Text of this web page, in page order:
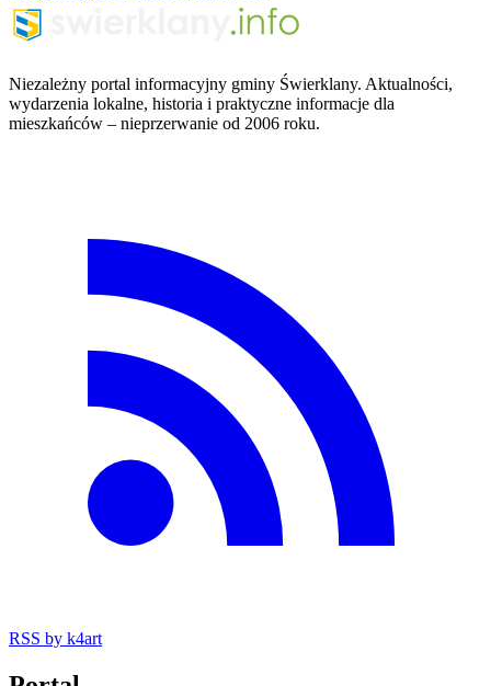
Niezależny portal informacyjny gminy Świerklany. Aktualności,
wydarzenia lokalne, historia i praktyczne informacje dla
mieszkańców – nieprzerwanie od 2006 roku.
RSS by k4art